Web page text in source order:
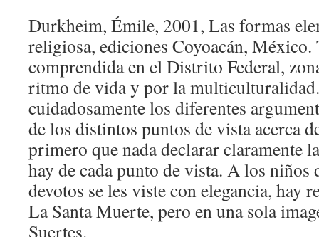
Durkheim, Émile, 2001, Las formas
religiosa, ediciones Coyoacán, México.
comprendida en el Distrito Federal,
ritmo de vida y por la
cuidadosamente los diferentes
de los distintos puntos de vista acerca
primero que nada declarar claramente
hay de cada punto de vista. A los niños
devotos se les viste con elegancia, hay
La Santa Muerte, pero en una sola
Suertes.